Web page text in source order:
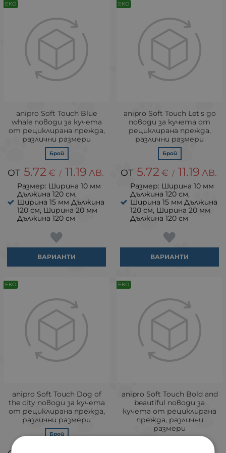
аnipro Soft Touch Blue
whale поводи за кучета
от рециклирана прежда,
различни размери
Брой
5.72 € / 11.19 ЛВ.
Размер: Ширина 10 мм
Дължина 120 см,
Ширина 15 мм Дължина
120 см, Ширина 20 мм
Дължина 120 см
ВАРИАНТИ
ЕКО
аnipro Soft Touch Let's go
поводи за кучета от
рециклирана прежда,
различни размери
Брой
5.72 € / 11.19 ЛВ.
Размер: Ширина 10 мм
Дължина 120 см,
Ширина 15 мм Дължина
120 см, Ширина 20 мм
Дължина 120 см
ВАРИАНТИ
ЕКО
аnipro Soft Touch Dog of
the city поводи за кучета
от рециклирана прежда,
различни размери
Брой
ЕКО
аnipro Soft Touch Bold and
beautiful поводи за
кучета от рециклирана
прежда, различни
размери
ЕКО